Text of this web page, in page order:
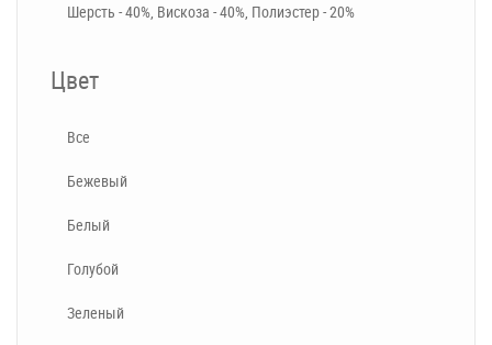
Шерсть - 40%, Вискоза - 40%, Полиэстер - 20%
Цвет
Все
Бежевый
Белый
Голубой
Зеленый